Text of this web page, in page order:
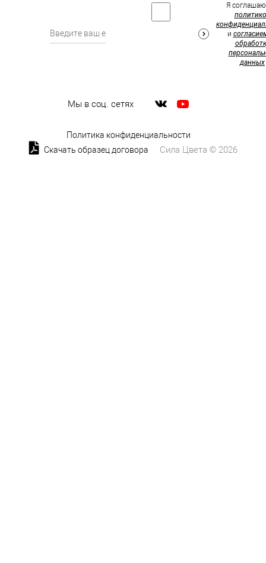
Мы в соц. сетях
Я
и
данных
Политика конфиденциальности
Скачать образец договора
Сила Цвета © 2026